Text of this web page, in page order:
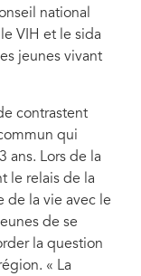
national
VIH et le sida
jeunes vivant
contrastent
qui
ans. Lors de la
le relais de la
de la vie avec le
de se
la question
« La